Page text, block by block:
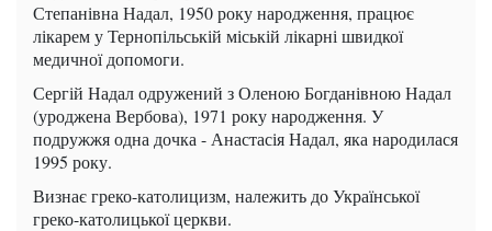
Степанівна Надал, 1950 року народження, працює
лікарем у Тернопільській міській лікарні швидкої
медичної допомоги.
Сергій Надал одружений з Оленою Богданівною Надал
(уроджена Вербова), 1971 року народження. У
подружжя одна дочка - Анастасія Надал, яка народилася
1995 року.
Визнає греко-католицизм, належить до Української
греко-католицької церкви.